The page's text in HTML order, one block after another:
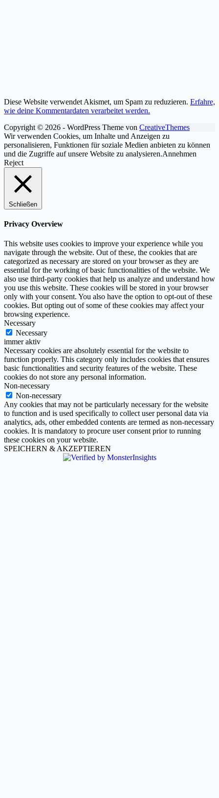
Diese Website verwendet Akismet, um Spam zu reduzieren. Erfahre,
wie deine Kommentardaten verarbeitet werden.
Copyright © 2026 - WordPress Theme von CreativeThemes
Wir verwenden Cookies, um Inhalte und Anzeigen zu
personalisieren, Funktionen für soziale Medien anbieten zu können
und die Zugriffe auf unsere Website zu analysieren.Annehmen
Reject
Schließen
Privacy Overview
This website uses cookies to improve your experience while you
navigate through the website. Out of these, the cookies that are
categorized as necessary are stored on your browser as they are
essential for the working of basic functionalities of the website. We
also use third-party cookies that help us analyze and understand how
you use this website. These cookies will be stored in your browser
only with your consent. You also have the option to opt-out of these
cookies. But opting out of some of these cookies may affect your
browsing experience.
Necessary
Necessary
immer aktiv
Necessary cookies are absolutely essential for the website to
function properly. This category only includes cookies that ensures
basic functionalities and security features of the website. These
cookies do not store any personal information.
Non-necessary
Non-necessary
Any cookies that may not be particularly necessary for the website
to function and is used specifically to collect user personal data via
analytics, ads, other embedded contents are termed as non-necessary
cookies. It is mandatory to procure user consent prior to running
these cookies on your website.
SPEICHERN & AKZEPTIEREN